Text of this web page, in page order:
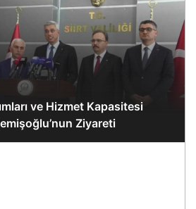
ve Hizmet Kapasitesi
Ziyareti